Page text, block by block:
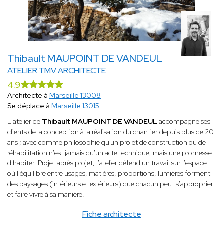
Thibault MAUPOINT DE VANDEUL
ATELIER TMV ARCHITECTE
Fiche architecte
4.9
Architecte à Marseille 13008
Se déplace à Marseille 13015
L'atelier de Thibault MAUPOINT DE VANDEULaccompagne ses
clients de la conception à la réalisation du chantier depuis plus de 20
ans ; avec comme philosophie qu'un projet de construction ou de
réhabilitation n'est jamais qu'un acte technique, mais une promesse
d'habiter. Projet après projet, l'atelier défend un travail sur l'espace
où l'équilibre entre usages, matières, proportions, lumières forment
des paysages (intérieurs et extérieurs) que chacun peut s'approprier
et faire vivre à sa manière.